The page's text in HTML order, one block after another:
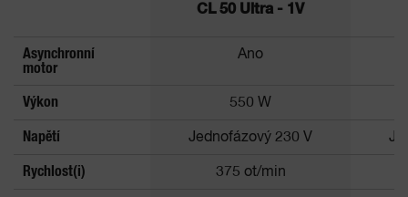
CL 50 Ultra - 1V
Asynchronní
motor
Ano
Výkon 550 W
Napětí Jednofázový 230 V
Rychlost(i) 375 ot/min